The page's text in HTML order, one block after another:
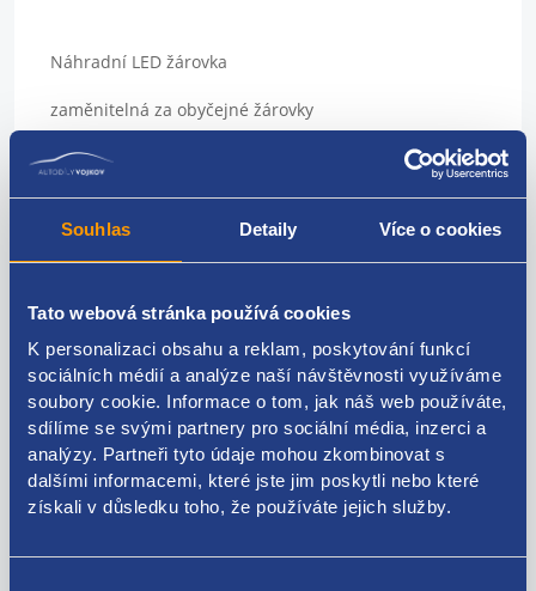
Souhlas Detaily Více o cookies
Tato webová stránka používá cookies
K personalizaci obsahu a reklam, poskytování funkcí
sociálních médií a analýze naší návštěvnosti využíváme
soubory cookie. Informace o tom, jak náš web používáte,
sdílíme se svými partnery pro sociální média, inzerci a
analýzy. Partneři tyto údaje mohou zkombinovat s
dalšími informacemi, které jste jim poskytli nebo které
získali v důsledku toho, že používáte jejich služby.
Náhradní LED žárovka
zaměnitelná za obyčejné žárovky
Sada 4ks
použití: panely topení, přístrojové štíty, podsvícení
přístrojů
napájecí napětí 12 V
vynikající do vozidel, kde dochází k častému praskání
klasických žárovek
pro všechny osobní vozy, dodávky a motocykly s